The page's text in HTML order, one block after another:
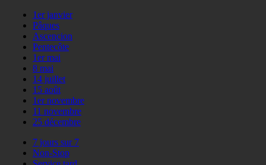
1er janvier
Pâques
Ascencion
Pentecôte
1er mai
8 mai
14 juillet
15 août
1er novembre
11 novembre
25 décembre
7 jours sur 7
Non-Stop